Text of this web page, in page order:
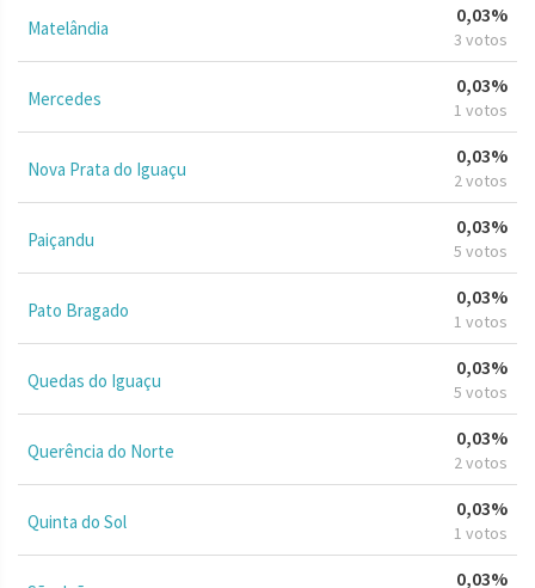
Matelândia
0,03%
3 votos
Mercedes
0,03%
1 votos
Nova Prata do Iguaçu
0,03%
2 votos
Paiçandu
0,03%
5 votos
Pato Bragado
0,03%
1 votos
Quedas do Iguaçu
0,03%
5 votos
Querência do Norte
0,03%
2 votos
Quinta do Sol
0,03%
1 votos
0,03%